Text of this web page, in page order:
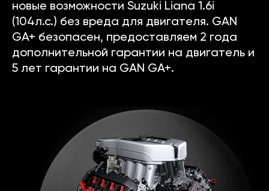
новые возможности Suzuki Liana 1.6i
(104л.с.) без вреда для двигателя. GAN
GA+ безопасен, предоставляем 2 года
дополнительной гарантии на двигатель и
5 лет гарантии на GAN GA+.